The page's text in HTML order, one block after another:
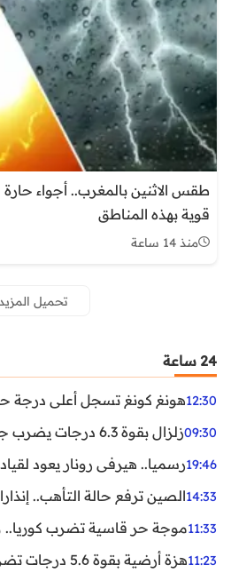
طقس الاثنين بالمغرب.. أجواء
قوية بهذه المناطق
منذ 14 ساعة
تحميل
24 ساعة
12:30هونغ كونغ تسجل أعلى درجة
09:30زلزال بقوة 6.3 درجات يضرب جنوب الفلبين.. ولا تحذير من تسونامي حتى الآن
19:46رسميا.. هيرفي رونار يعود
14:33الصين ترفع حالة التأهب..
11:33موجة حر قاسية تضرب كوريا..
11:23هزة أرضية بقوة 5.6 درجات تضرب مصر